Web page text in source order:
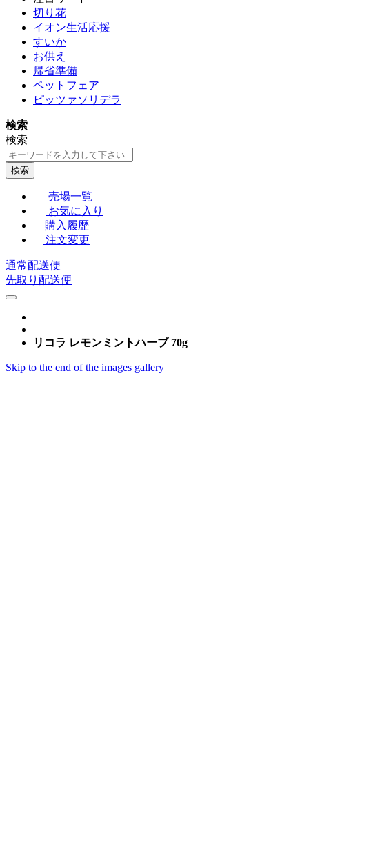
切り花
イオン生活応援
すいか
お供え
帰省準備
ペットフェア
ピッツァソリデラ
検索
検索
検索
売場一覧
お気に入り
購入履歴
注文変更
通常配送便
先取り配送便
リコラ レモンミントハーブ 70g
Skip to the end of the images gallery